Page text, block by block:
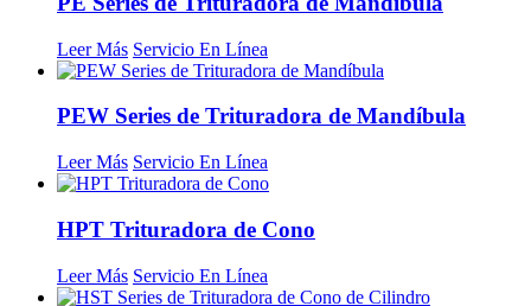
Leer Más Servicio En Línea
PEW Series de Trituradora de Mandíbula
Leer Más Servicio En Línea
HPT Trituradora de Cono
Leer Más Servicio En Línea